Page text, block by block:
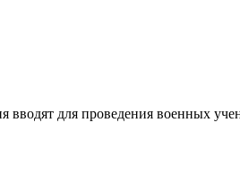
вводят для проведения военных